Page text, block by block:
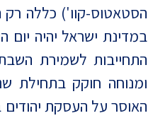
הסטאטוס-קוו') כללה רק
במדינת ישראל יהיה
התחייבות לשמירת
האוסר על העסקת